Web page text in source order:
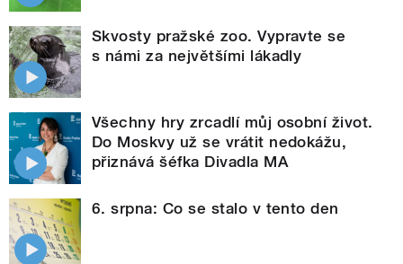
Skvosty pražské zoo. Vypravte se
s námi za největšími lákadly
Všechny hry zrcadlí můj osobní život.
Do Moskvy už se vrátit nedokážu,
přiznává šéfka Divadla MA
6. srpna: Co se stalo v tento den